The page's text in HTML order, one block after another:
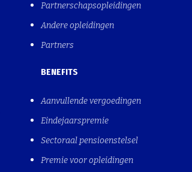
Partnerschapsopleidingen
Andere opleidingen
Partners
BENEFITS
Aanvullende vergoedingen
Eindejaarspremie
Sectoraal pensioenstelsel
Premie voor opleidingen